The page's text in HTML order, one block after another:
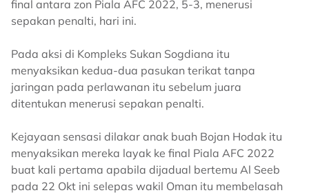
final antara zon Piala AFC 2022, 5-3, menerusi
sepakan penalti, hari ini.
Pada aksi di Kompleks Sukan Sogdiana itu
menyaksikan kedua-dua pasukan terikat tanpa
jaringan pada perlawanan itu sebelum juara
ditentukan menerusi sepakan penalti.
Kejayaan sensasi dilakar anak buah Bojan Hodak itu
menyaksikan mereka layak ke final Piala AFC 2022
buat kali pertama apabila dijadual bertemu Al Seeb
pada 22 Okt ini selepas wakil Oman itu membelasah